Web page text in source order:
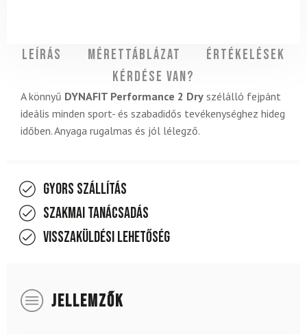
Leírás Mérettáblázat
Értékelések
Kérdése van?
A könnyű DYNAFIT Performance 2 Dry szélálló fejpánt
ideális minden sport- és szabadidős tevékenységhez hideg
időben. Anyaga rugalmas és jól lélegző.
Gyors szállítás
Szakmai tanácsadás
Visszaküldési lehetőség
JELLEMZŐK